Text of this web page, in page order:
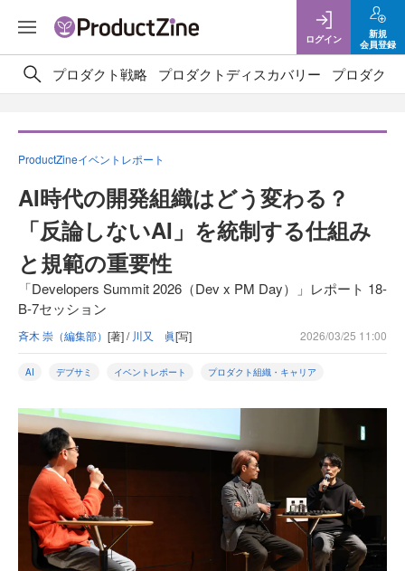
ログイン
新規
会員登録
プロダクト戦略 プロダクトディスカバリー プロダクト
ProductZineイベントレポート
AI時代の開発組織はどう変わる？
「反論しないAI」を統制する仕組み
と規範の重要性
「Developers Summit 2026（Dev x PM Day）」レポート 18-
B-7セッション
斉木 崇（編集部） [著] / 川又 眞[写] 2026/03/25 11:00
AI デブサミ イベントレポート プロダクト組織・キャリア